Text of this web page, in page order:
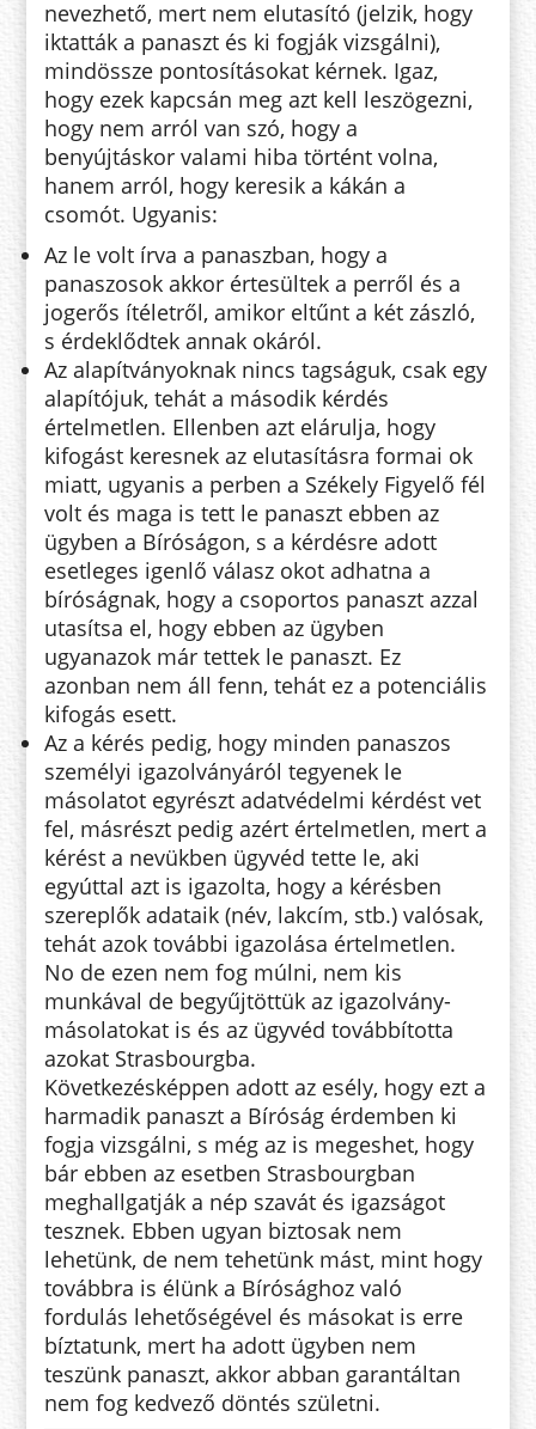
nevezhető, mert nem elutasító (jelzik, hogy
iktatták a panaszt és ki fogják vizsgálni),
mindössze pontosításokat kérnek. Igaz,
hogy ezek kapcsán meg azt kell leszögezni,
hogy nem arról van szó, hogy a
benyújtáskor valami hiba történt volna,
hanem arról, hogy keresik a kákán a
csomót. Ugyanis:
Az le volt írva a panaszban, hogy a
panaszosok akkor értesültek a perről és a
jogerős ítéletről, amikor eltűnt a két zászló,
s érdeklődtek annak okáról.
Az alapítványoknak nincs tagságuk, csak egy
alapítójuk, tehát a második kérdés
értelmetlen. Ellenben azt elárulja, hogy
kifogást keresnek az elutasításra formai ok
miatt, ugyanis a perben a Székely Figyelő fél
volt és maga is tett le panaszt ebben az
ügyben a Bíróságon, s a kérdésre adott
esetleges igenlő válasz okot adhatna a
bíróságnak, hogy a csoportos panaszt azzal
utasítsa el, hogy ebben az ügyben
ugyanazok már tettek le panaszt. Ez
azonban nem áll fenn, tehát ez a potenciális
kifogás esett.
Az a kérés pedig, hogy minden panaszos
személyi igazolványáról tegyenek le
másolatot egyrészt adatvédelmi kérdést vet
fel, másrészt pedig azért értelmetlen, mert a
kérést a nevükben ügyvéd tette le, aki
egyúttal azt is igazolta, hogy a kérésben
szereplők adataik (név, lakcím, stb.) valósak,
tehát azok további igazolása értelmetlen.
No de ezen nem fog múlni, nem kis
munkával de begyűjtöttük az igazolvány-
másolatokat is és az ügyvéd továbbította
azokat Strasbourgba.
Következésképpen adott az esély, hogy ezt a
harmadik panaszt a Bíróság érdemben ki
fogja vizsgálni, s még az is megeshet, hogy
bár ebben az esetben Strasbourgban
meghallgatják a nép szavát és igazságot
tesznek. Ebben ugyan biztosak nem
lehetünk, de nem tehetünk mást, mint hogy
továbbra is élünk a Bírósághoz való
fordulás lehetőségével és másokat is erre
bíztatunk, mert ha adott ügyben nem
teszünk panaszt, akkor abban garantáltan
nem fog kedvező döntés születni.